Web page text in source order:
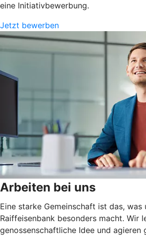
eine Initiativbewerbung.
Jetzt bewerben
Arbeiten bei uns
Eine starke Gemeinschaft ist das, was
Raiffeisenbank besonders macht. Wir
genossenschaftliche Idee und agieren